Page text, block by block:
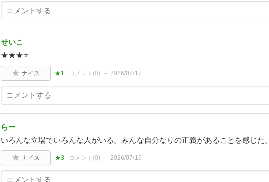
せいこ
★★★⭐
ナイス ★1 コメント(0) 2026/07/17
らー
いろんな立場でいろんな人がいる。みんな自分なりの正義があることを感じた。
ナイス ★3 コメント(0) 2026/07/16